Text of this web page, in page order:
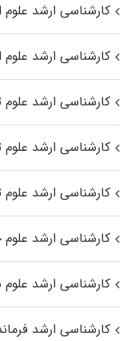
کارشناسی ارشد علوم
کارشناسی ارشد
کارشناسی ارشد علوم
کارشناسی ارشد علوم
کارشناسی ارشد علوم
کارشناسی ارشد علوم
کارشناسی ارشد
کارشناسی ارشد